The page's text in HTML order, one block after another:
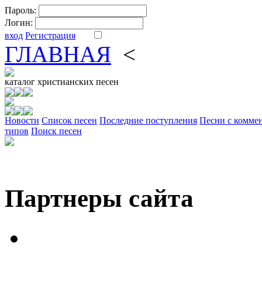
Пароль:
Логин:
вход Регистрация
ГЛАВНАЯ <
каталог христианских песен
Новости Cписок песен Последние поступления Песни с
типов Поиск песен
Партнеры сайта